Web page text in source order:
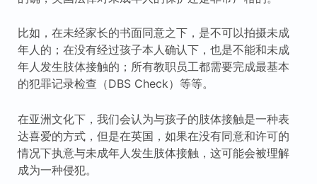
比如，在未经家长的书面同意之下，是不可以拍摄未成
年人的；在没有经过孩子本人确认下，也是不能和未成
年人发生肢体接触的；所有教职员工都需要完成最基本
的犯罪记录检查（DBS Check）等等。
在亚洲文化下，我们会认为与孩子的肢体接触是一种表
达喜爱的方式，但是在英国，如果在没有同意和许可的
情况下执意与未成年人发生肢体接触，这可能会被理解
成为一种侵犯。